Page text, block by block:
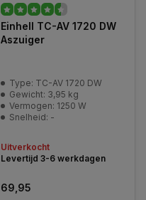
Einhell TC-AV 1720 DW
Aszuiger
Type: TC-AV 1720 DW
Gewicht: 3,95 kg
Vermogen: 1250 W
Snelheid: -
Uitverkocht
Levertijd 3-6 werkdagen
69,95